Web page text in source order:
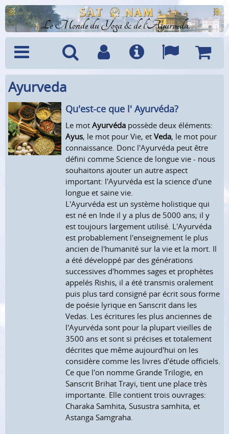
Le Monde du Yoga & de l'Ayurveda
Menu Recherche
Ayurveda
Qu'est-ce que l' Ayurvéda?
Le motAyurvéda possède deux éléments:
Ayus, le mot pour Vie, etVeda, le mot pour
connaissance. Donc l'Ayurvéda peut être
défini comme Science de longue vie - nous
souhaitons ajouter un autre aspect
important: l'Ayurvéda est la science d'une
longue et saine vie.
L'Ayurvéda est un système holistique qui
est né en Inde il y a plus de 5000 ans; il y
est toujours largement utilisé. L'Ayurvéda
est probablement l'enseignement le plus
ancien de l'humanité sur la vie et la mort. Il
a été développé par des générations
successives d'hommes sages et prophètes
appelés Rishis, il a été transmis oralement
puis plus tard consigné par écrit sous forme
de poésie lyrique en Sanscrit dans les
Vedas. Les écritures les plus anciennes de
l'Ayurvéda sont pour la plupart vieilles de
3500 ans et sont si précises et totalement
décrites que même aujourd'hui on les
considère comme les livres d'étude officiels.
Ce que l'on nomme Grande Trilogie, en
Sanscrit Brihat Trayi, tient une place très
importante. Elle contient trois ouvrages:
Charaka Samhita, Susustra samhita, et
Astanga Samgraha.